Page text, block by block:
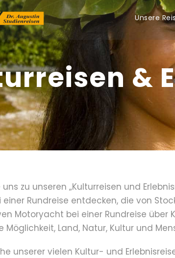
Unsere
&
uns zu unseren „Kulturreisen und
einer Rundreise entdecken, die von
Motoryacht bei einer Rundreise
Möglichkeit, Land, Natur, Kultur und
unserer vielen Kultur- und